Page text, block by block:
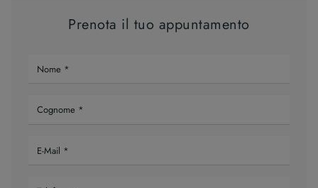
Prenota il tuo appuntamento